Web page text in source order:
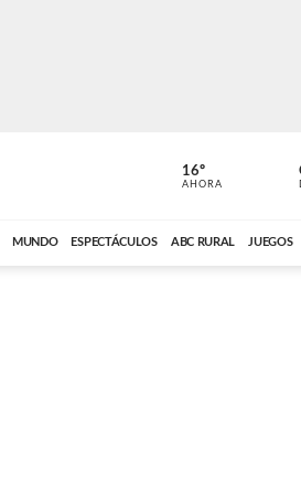
ABC CARDINAL
16º
AHORA
MUNDO ESPECTÁCULOS ABC RURAL JUEGOS